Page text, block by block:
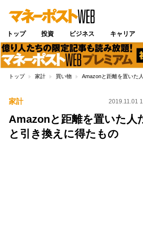
トップ 投資 ビジネス キャリア
トップ 家計 買い物 Amazonと距離を置いた
家計 2019.11.01
Amazonと距離を置いた人
と引き換えに得たもの